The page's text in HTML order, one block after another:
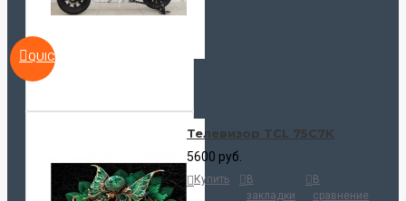
QUICKVIEW
Телевизор TCL 75C7K
5600 руб.
Купить
В
закладки
В
сравнение